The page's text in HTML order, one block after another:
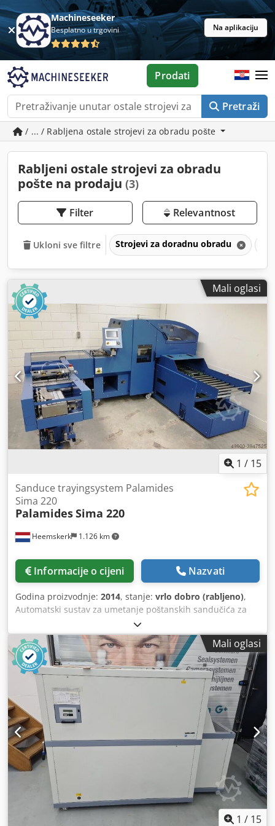
Machineseeker
Besplatno u trgovini Na aplikaciju
Pretraži
Prodati
/ ... / Rabljena ostale strojevi za obradu pošte
Rabljeni ostale strojevi za obradu
pošte na prodaju (3)
Filter Relevantnost
Ukloni sve filtre Strojevi za doradnu obradu
Mali oglasi
1 / 15
Heemskerk 1.126 km
Sanduce trayingsystem Palamides
Sima 220
PalamidesSima 220
Informacije o cijeni Nazvati
Godina proizvodnje: 2014, stanje: vrlo dobro (rabljeno),
Automatski sustav za umetanje poštanskih sandučića za
sustave za umetanje koverti. Ovaj SIMA 220 bio je spojen
na Buhrs BB700 sustav za umetanje, dakle plave je boje.
Instalirano 2015. godine i samo u upotrebi 16 mjeseci! Više
slika dostupno na zahtjev! Opis: Podesivo po visini od 600
mm do 900 mm. Odjeljak za okupljanje - s
međuspremnikom za poštanske sandučiće Automatska
stanica za punjenje poštanskih sandučića Automatska
izmjena poštanskih sandučića. Max 10 Postboxen može se
nalaziti na zaslonu osjetljivom na dodir - jednostavno i
jednostavno korisničko sučelje Zajedno s vezom s umetkom
za omotnicu - mogućnost povezivanja sa svim umecima!
Format maks .: 180mm x 285mm Format min .: 90mm x
145mm Brzina: do 20.000 omotnica na sat Debljina
omotnica maks .: 8 mm Vrijeme promjene pretinac: ca. 1,8
sec (max 2000 kutija na sat) Pošta: Deutsche Post, Postcon,
Schweizer Post, Oesterreichische Post, Belgische Post,
Mali oglasi
1 / 15